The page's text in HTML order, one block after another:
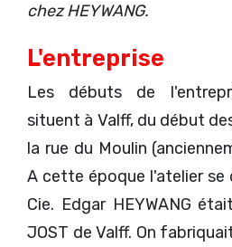
chez HEYWANG.
L'entreprise
Les débuts de
situent à Valff, du début
la rue du Moulin
A cette époque l'atelier se
Cie. Edgar HEYWANG
JOST de Valff. On